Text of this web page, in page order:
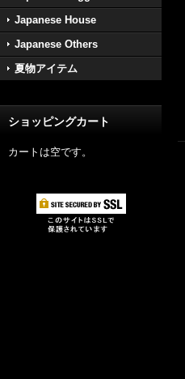
Japanese House
Japanese Others
夏物アイテム
ショッピングカート
カートは空です。